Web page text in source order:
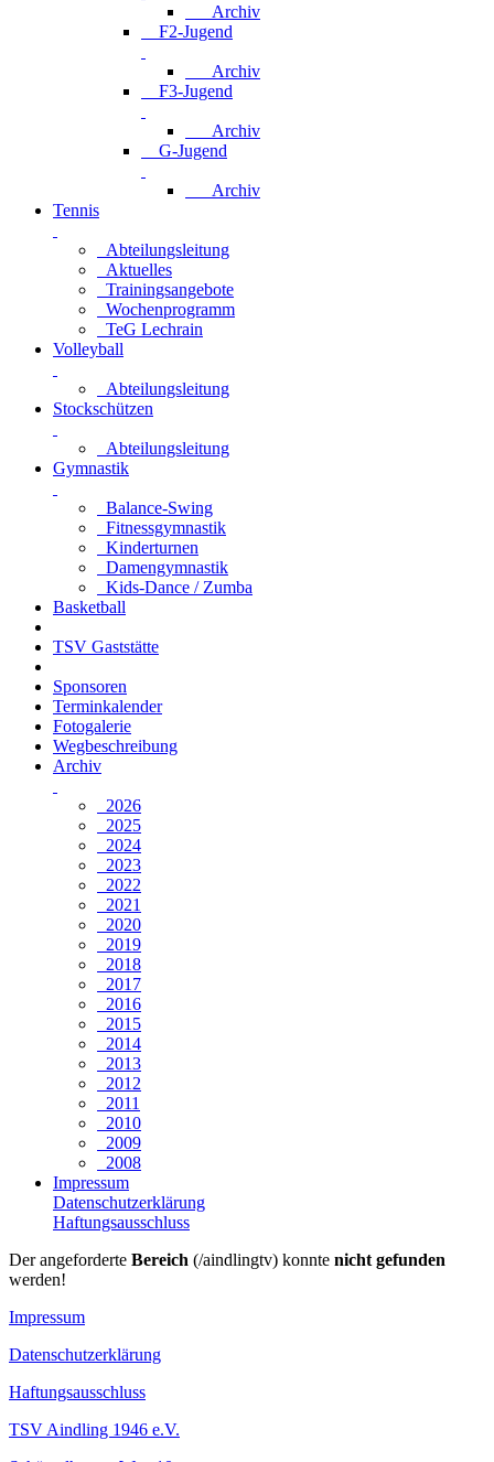
Archiv
F2-Jugend
Archiv
F3-Jugend
Archiv
G-Jugend
Archiv
Tennis
Abteilungsleitung
Aktuelles
Trainingsangebote
Wochenprogramm
TeG Lechrain
Volleyball
Abteilungsleitung
Stockschützen
Abteilungsleitung
Gymnastik
Balance-Swing
Fitnessgymnastik
Kinderturnen
Damengymnastik
Kids-Dance / Zumba
Basketball
TSV Gaststätte
Sponsoren
Terminkalender
Fotogalerie
Wegbeschreibung
Archiv
2026
2025
2024
2023
2022
2021
2020
2019
2018
2017
2016
2015
2014
2013
2012
2011
2010
2009
2008
Impressum
Datenschutzerklärung
Haftungsausschluss
Der angeforderte Bereich (/aindlingtv) konnte nicht gefunden
werden!
Impressum
Datenschutzerklärung
Haftungsausschluss
TSV Aindling 1946 e.V.